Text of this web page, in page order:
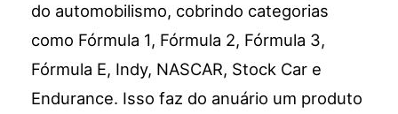
do automobilismo, cobrindo categorias
como Fórmula 1, Fórmula 2, Fórmula 3,
Fórmula E, Indy, NASCAR, Stock Car e
Endurance. Isso faz do anuário um produto